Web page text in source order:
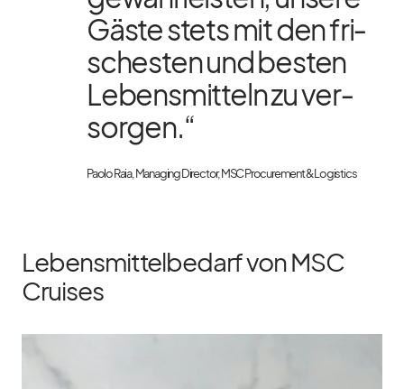
Gäste stets mit den fri­
sches­ten und bes­ten
Le­bens­mit­teln zu ver­
sor­gen.“
Paolo Raia, Ma­na­ging Di­rec­tor, MSC Pro­cu­re­ment & Lo­gi­stics
Lebensmittelbedarf von MSC
Cruises